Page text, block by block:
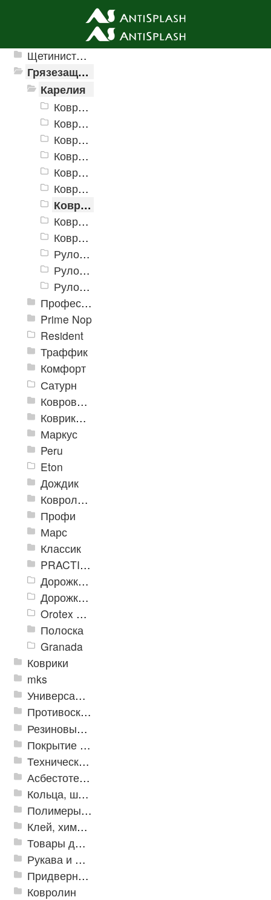
Ячеистые грязезащитные покрытия
Щетинистые покрытия
Грязезащитные, влаговпитывающие покрытия
Карелия
Коврики «Карелия» 400х600 мм
Коврики «Карелия» 500х800 мм
Коврики «Карелия» 600х900 мм
Коврики «Карелия» 800х1200 мм
Коврики «Карелия» 900х1500 мм
Коврики «Карелия» 1000х2000 мм
Коврики «Карелия» 1200х1800 мм
Коврики «Карелия» 1200х2500 мм
Коврики «Карелия» 1500х3000 мм
Рулон «Карелия» 900 мм
Рулон «Карелия» 1200 мм
Рулон «Карелия» 2000 мм
Профессиональные грязезащитные ковры AntiSplash Carpet
Prime Nop
Resident
Траффик
Комфорт
Сатурн
Ковровое покрытие "Цикада"
Коврики «Heavy» на резиновой подложке
Маркус
Peru
Eton
Дождик
Ковролиновые дорожки «Rekord»
Профи
Марс
Классик
PRACTICAL
Дорожка влаговпитывающая Лидер XL
Дорожки «Фаворит»
Orotex GIN
Полоска
Granada
Коврики
mks
Универсальные модульные покрытия
Противоскользящая защита для лестниц, профили, ленты
Резиновые и ПВХ дорожки
Покрытие из резиновой крошки
Техническая резина
Асбестотехнические и теплоизоляционные материалы
Кольца, шайбы, манжеты
Полимеры и пластики
Клей, химия, сопутствующие товары
Товары для дома
Рукава и шланги промышленные
Придверные решетки
Ковролин